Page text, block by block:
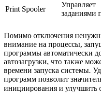
Print Spooler
Управляет
заданиями
Помимо отключения
внимание на процессы,
программы автоматически
автозагрузки, что также
времени запуска системы.
программ позволит
инициирования и улучшить